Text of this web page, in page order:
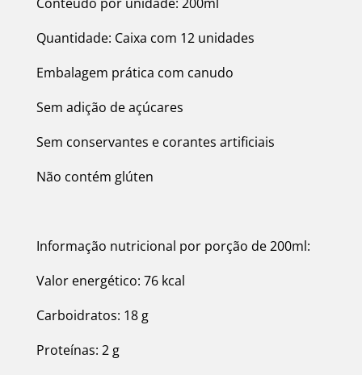
Quantidade: Caixa com 12 unidades
Embalagem prática com canudo
Sem adição de açúcares
Sem conservantes e corantes artificiais
Não contém glúten
Informação nutricional por porção de 200ml:
Valor energético: 76 kcal
Carboidratos: 18 g
Proteínas: 2 g